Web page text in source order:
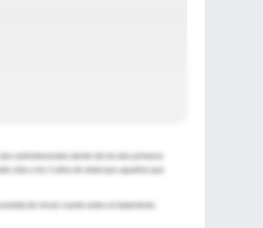
antirretrovirales dentro de los dos primeros
sida a los 3 años de edad que aquellos que
de iniciar cuanto antes el tratamiento